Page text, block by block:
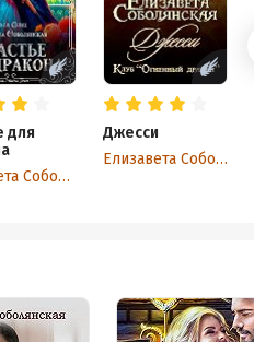
для
Елизавета Соболянская
Джесси
Елизавета Соболянская